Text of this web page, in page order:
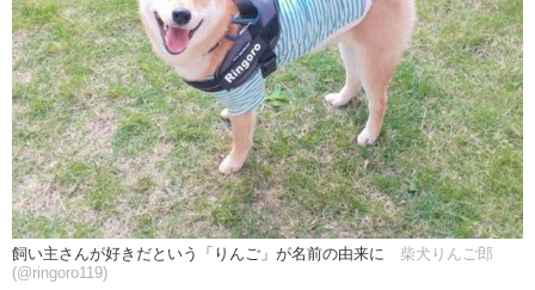
飼い主さんが好きだという「りんご」が名前の由来に
柴犬りんご郎
(@ringoro119)